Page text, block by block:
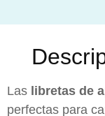
Las libretas de
perfectas para